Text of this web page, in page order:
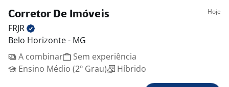
Corretor De Imóveis Hoje
FRJR
Belo Horizonte - MG
A combinar
Sem experiência
Ensino Médio (2º Grau)
Híbrido